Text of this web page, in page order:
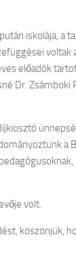
Vetélkedője
a digitális
iskolája, a
voltak
előadók
Dr. Zsámboki
a
volt.
köszönjük,